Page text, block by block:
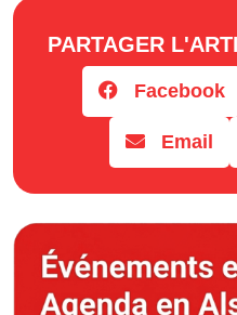
PARTAGER
Facebook
Email